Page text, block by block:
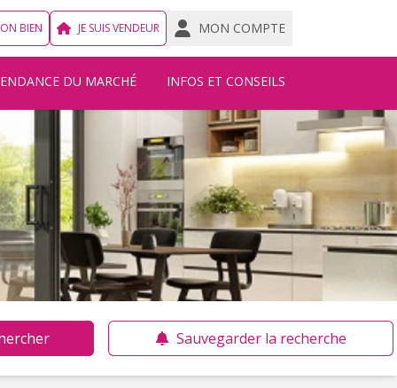
BIEN JE SUIS VENDEUR MON COMPTE
DU MARCHÉ INFOS ET CONSEILS
Sauvegarder la recherche